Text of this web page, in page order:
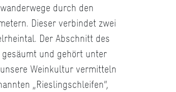
durch den
Dieser verbindet zwei
Der Abschnitt des
und gehört unter
Weinkultur vermitteln
„Rieslingschleifen“,